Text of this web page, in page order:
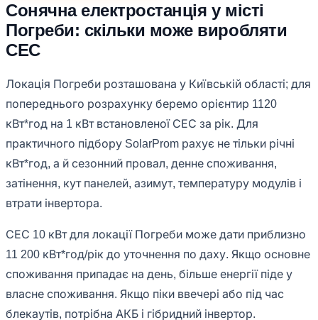
Сонячна електростанція у місті
Погреби: скільки може виробляти
СЕС
Локація Погреби розташована у Київській області; для
попереднього розрахунку беремо орієнтир 1120
кВт*год на 1 кВт встановленої СЕС за рік. Для
практичного підбору SolarProm рахує не тільки річні
кВт*год, а й сезонний провал, денне споживання,
затінення, кут панелей, азимут, температуру модулів і
втрати інвертора.
СЕС 10 кВт для локації Погреби може дати приблизно
11 200 кВт*год/рік до уточнення по даху. Якщо основне
споживання припадає на день, більше енергії піде у
власне споживання. Якщо піки ввечері або під час
блекаутів, потрібна АКБ і гібридний інвертор.